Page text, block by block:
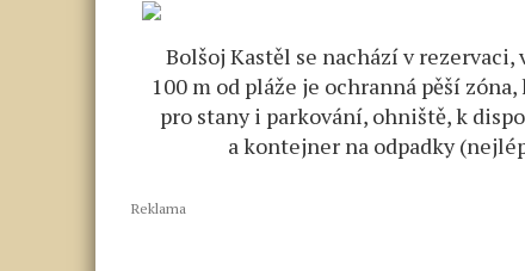
Bolšoj Kastěl se nachází v
100 m od pláže je ochranná pěší
pro stany i parkování, ohniště, k
a kontejner na odpadky
Reklama